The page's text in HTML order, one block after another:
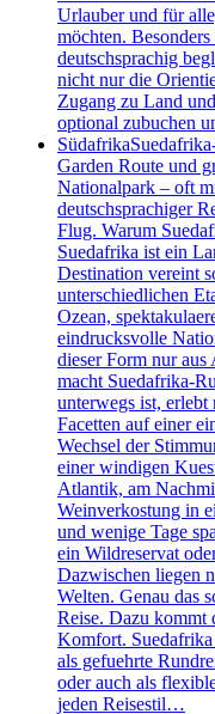
Urlauber und für
möchten.
deutschsprachig
nicht nur die
Zugang zu Land
optional zubuchen
Südafrika
Garden Route und
Nationalpark – oft
deutschsprachiger
Flug. Warum
Suedafrika ist ein
Destination vereint
unterschiedlichen
Ozean,
eindrucksvolle
dieser Form nur
macht Suedafrika-
unterwegs ist,
Facetten auf einer
Wechsel der
einer windigen
Atlantik, am
Weinverkostung in
und wenige Tage
ein Wildreservat
Dazwischen liegen
Welten. Genau das
Reise. Dazu kommt
Komfort. Suedafrika
als gefuehrte
oder auch als
jeden Reisestil…